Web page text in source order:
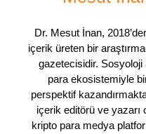
Dr. Mesut İnan,
içerik üreten bir
gazetecisidir. Sosyoloji
para ekosistemiyle
perspektif
içerik editörü ve yazarı
kripto para medya